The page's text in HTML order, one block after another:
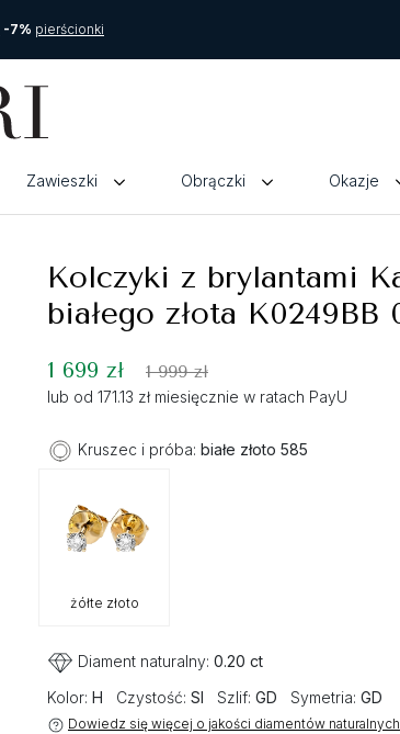
-7% pierścionki
Zawieszki Obrączki Okazje
Kolczyki z brylantami
białego złota K0249BB
1 699 zł 1 999 zł
lub od 171.13 zł miesięcznie w ratach PayU
Kruszec i próba: białe złoto 585
żółte złoto
Diament naturalny: 0.20 ct
Kolor: H Czystość: SI Szlif: GD Symetria: GD
Dowiedz się więcej o jakości diamentów naturalnych